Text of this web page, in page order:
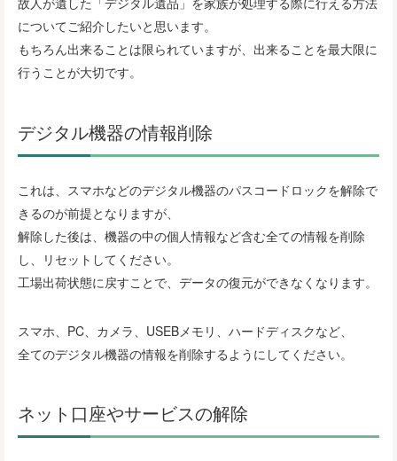
についてご紹介したいと思います。
もちろん出来ることは限られていますが、出来ることを最大限に
行うことが大切です。
デジタル機器の情報削除
これは、スマホなどのデジタル機器のパスコードロックを解除で
きるのが前提となりますが、
解除した後は、機器の中の個人情報など含む全ての情報を削除
し、リセットしてください。
工場出荷状態に戻すことで、データの復元ができなくなります。
スマホ、PC、カメラ、USEBメモリ、ハードディスクなど、
全てのデジタル機器の情報を削除するようにしてください。
ネット口座やサービスの解除